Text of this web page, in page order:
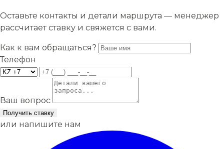
Оставьте контакты и детали маршрута — менеджер
рассчитает ставку и свяжется с вами.
Как к вам обращаться?
Телефон
Ваш вопрос
Получить ставку
или напишите нам